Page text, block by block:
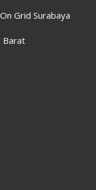
Grid Surabaya
Barat